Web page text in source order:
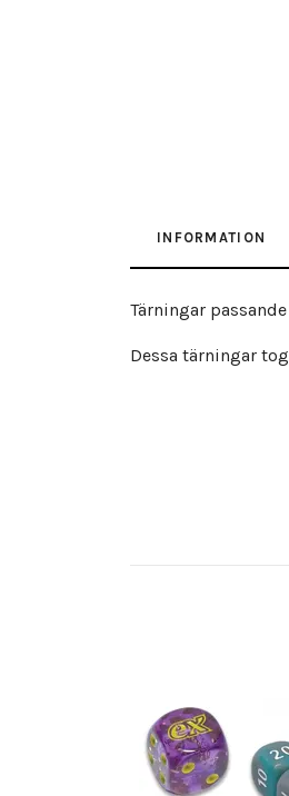
INFORMATION
Tärningar
Dessa tärningar